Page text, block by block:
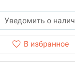
Уведомить о
В избранное